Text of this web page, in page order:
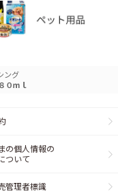
ング
０ｍｌ
の個人情報の
ついて
管理者標識